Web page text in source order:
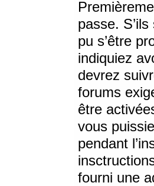
passe.
pu s’être
indiquiez
devrez
forums
être
vous
pendant
fourni une